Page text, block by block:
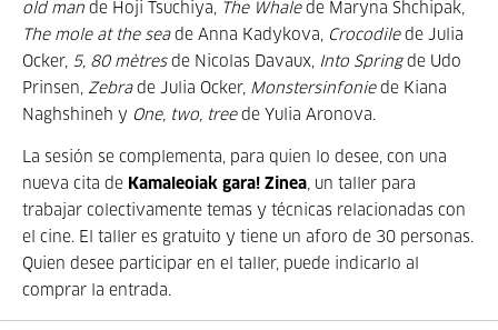
old man de Hoji Tsuchiya, The Whalede Maryna Shchipak,
The mole at the seade Anna Kadykova, Crocodilede Julia
Ocker, 5, 80 mètresde Nicolas Davaux, Into Springde Udo
Prinsen, Zebrade Julia Ocker, Monstersinfoniede Kiana
Naghshineh y One, two, treede Yulia Aronova.
La sesión se complementa, para quien lo desee, con una
nueva cita de Kamaleoiak gara! Zinea, un taller para
trabajar colectivamente temas y técnicas relacionadas con
el cine. El taller es gratuito y tiene un aforo de 30 personas.
Quien desee participar en el taller, puede indicarlo al
comprar la entrada.